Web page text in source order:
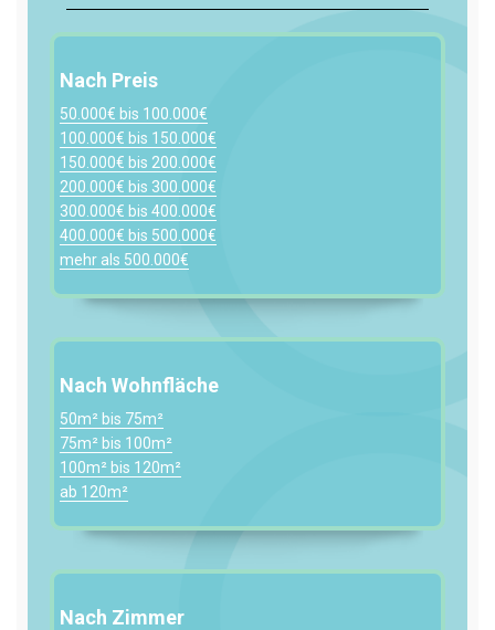
Nach Preis
50.000€ bis 100.000€
100.000€ bis 150.000€
150.000€ bis 200.000€
200.000€ bis 300.000€
300.000€ bis 400.000€
400.000€ bis 500.000€
mehr als 500.000€
Nach Wohnfläche
50m² bis 75m²
75m² bis 100m²
100m² bis 120m²
ab 120m²
Nach Zimmer